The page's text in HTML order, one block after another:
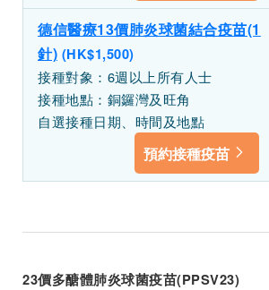
德信醫療13價肺炎球菌結合疫苗(1
針) (HK$1,500)
接種對象：6週以上所有人士
接種地點：銅鑼灣及旺角
自選接種日期、時間及地點
預約接種疫苗
23價多醣體肺炎球菌疫苗(PPSV23)